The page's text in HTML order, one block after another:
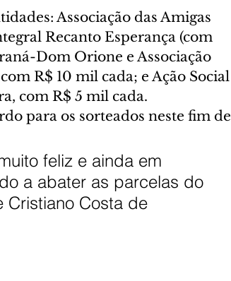
Associação das Amigas
Recanto Esperança (com
Dom Orione e Associação
R$ 10 mil cada; e Ação Social
com R$ 5 mil cada.
para os sorteados neste fim de
feliz e ainda em
a abater as parcelas do
Cristiano Costa de